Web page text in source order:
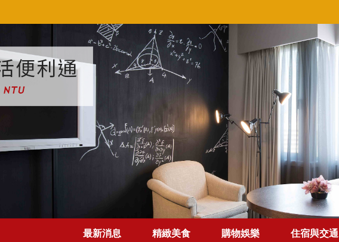
最新消息 精緻美食 購物娛樂 住宿與交通